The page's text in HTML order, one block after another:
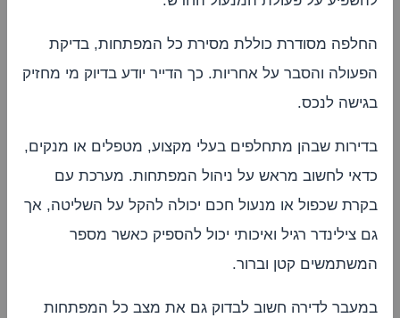
החלפה מסודרת כוללת מסירת כל המפתחות, בדיקת
הפעולה והסבר על אחריות. כך הדייר יודע בדיוק מי מחזיק
בגישה לנכס.
בדירות שבהן מתחלפים בעלי מקצוע, מטפלים או מנקים,
כדאי לחשוב מראש על ניהול המפתחות. מערכת עם
בקרת שכפול או מנעול חכם יכולה להקל על השליטה, אך
גם צילינדר רגיל ואיכותי יכול להספיק כאשר מספר
המשתמשים קטן וברור.
במעבר לדירה חשוב לבדוק גם את מצב כל המפתחות